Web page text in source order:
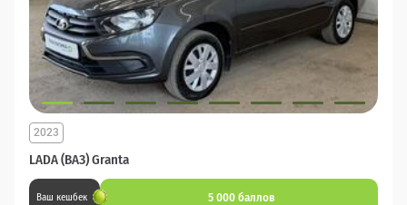
LADA (ВАЗ) Granta
2023
Ваш кешбек 5 000 баллов